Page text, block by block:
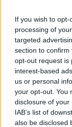
If you wish to
processing of
targeted
section to
opt-out request is
interest-based
us or personal
your opt-out. You
disclosure of
IAB’s list of
also be disclosed
Tételszám: 45
Eladó